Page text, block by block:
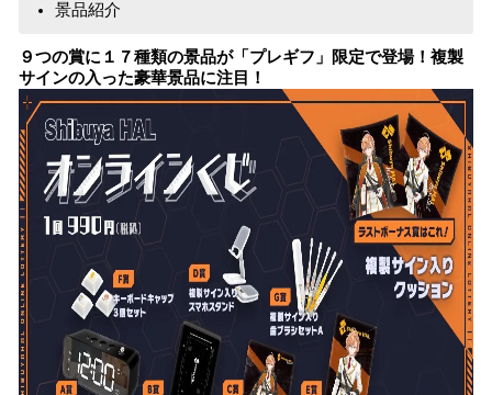
景品紹介
９つの賞に１７種類の景品が「プレギフ」限定で登場！複製
サインの入った豪華景品に注目！